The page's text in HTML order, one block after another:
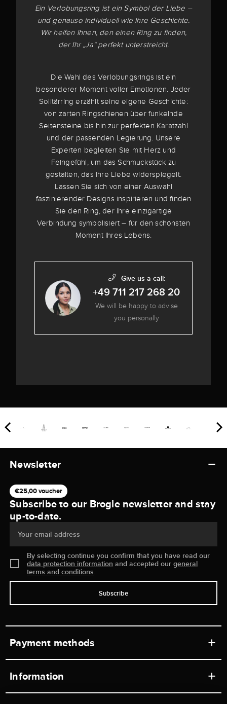
Ein Verlobungsring ist ein Symbol der Liebe –
und genauso individuell wie Ihre Geschichte.
Wir helfen Ihnen, den einen Ring zu finden,
der Ihr „Ja“ perfekt unterstreicht.
Die Wahl des Verlobungsrings ist ein
besonderer Moment voller Emotionen. Jeder
Solitärring erzählt seine eigene Geschichte:
von zarten Ringschienen über funkelnde
Seitensteine bis hin zur perfekten Karatzahl
und der passenden Legierung. Unsere
Experten begleiten Sie mit Herz und
Feingefühl, um das Schmuckstück zu
gestalten, das Ihre Liebe widerspiegelt.
Lassen Sie sich von einer Auswahl
faszinierender Designs inspirieren und finden
Sie den Ring, der Ihre einzigartige
Verbindung symbolisiert – für den schönsten
Moment Ihres Lebens.
Give us a call:
+49 711 217 268 20
We will be happy to advise
you personally
Newsletter
€25,00 voucher
Subscribe to our Brogle newsletter and stay
up-to-date.
Your email address
By selecting continue you confirm that you have read our
data protection information and accepted ourgeneral
terms and conditions.
Subscribe
Payment methods
Information